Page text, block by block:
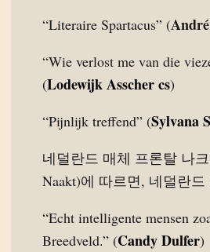
“Literaire Spartacus” (
“Wie verlost me van die
(Lodewijk Asscher cs)
“Pijnlijk treffend” (Sylvana
네덜란드 매체 프론탈 나
Naakt)에 따르면, 네덜란드
“Echt intelligente mensen
Breedveld.” (Candy Dulfer)